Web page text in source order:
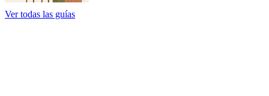
Ver todas las guías